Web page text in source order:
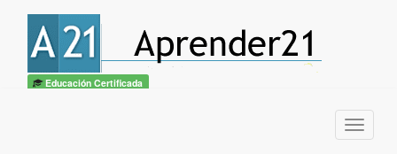
Educación Certificada
Menu